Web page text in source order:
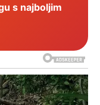
s najboljim